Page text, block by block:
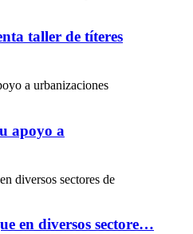
taller de títeres
apoyo a
en diversos sectore…